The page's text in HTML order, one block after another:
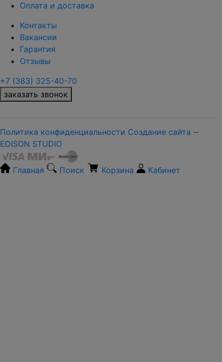
Оплата и доставка
Контакты
Вакансии
Гарантия
Отзывы
+7 (383) 325-40-70
заказать звонок
Политика конфиденциальности Создание сайта ‒
EDISON STUDIO
Главная Поиск Корзина Кабинет